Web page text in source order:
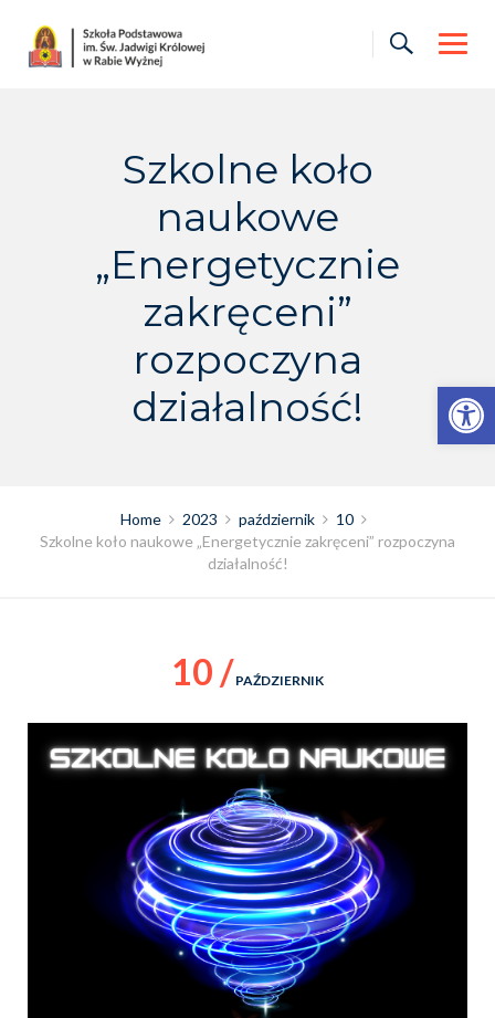
Otwórz pasek narzędzi
content
Szkolne koło
naukowe
„Energetycznie
zakręceni”
rozpoczyna
działalność!
Home 2023 październik
10
Szkolne koło naukowe „Energetycznie zakręceni” rozpoczyna
działalność!
10 / PAŹDZIERNIK